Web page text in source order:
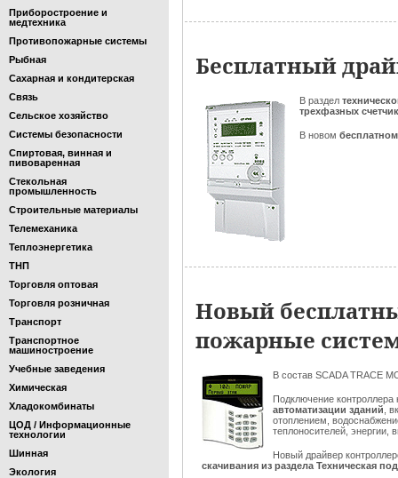
Приборостроение и
медтехника
Противопожарные системы
Рыбная
Сахарная и кондитерская
Связь
Сельское хозяйство
Системы безопасности
Спиртовая, винная и
пивоваренная
Стекольная
промышленность
Строительные материалы
Телемеханика
Теплоэнергетика
ТНП
Торговля оптовая
Торговля розничная
Транспорт
Транспортное
машиностроение
Учебные заведения
Химическая
Хладокомбинаты
ЦОД / Информационные
технологии
Шинная
Экология
Бесплатный
В раздел
трехфазных
В новом
Новый
пожарные
В состав SCADA TRACE
Подключение
автоматизации зданий ,
отоплением,
теплоносителей,
Новый драйвер
скачивания из раздела Техническая